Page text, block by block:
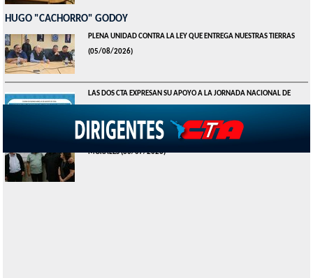
HUGO "CACHORRO" GODOY
PLENA UNIDAD CONTRA LA LEY QUE ENTREGA NUESTRAS TIERRAS
(05/08/2026)
LAS DOS CTA EXPRESAN SU APOYO A LA JORNADA NACIONAL DE
LAS CTA REPUDIAN LA PERSECUCIÓN POLÍTICA CONTRA EVO
MORALES(30/07/2026)